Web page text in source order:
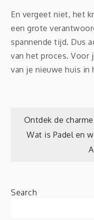
En vergeet niet, het
een grote
spannende tijd. Dus
van het proces. Voor
van je nieuwe huis in
Post
Ontdek de
Wat is Padel en
Search